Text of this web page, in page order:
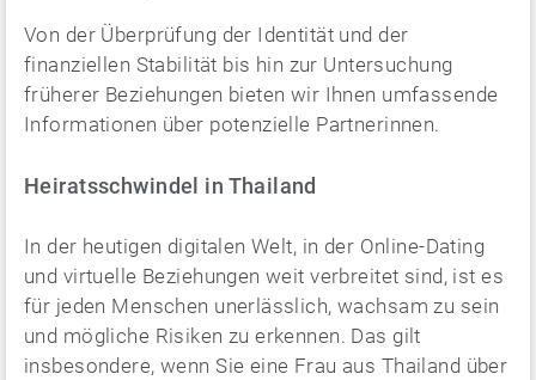
Von der Überprüfung der Identität und der
finanziellen Stabilität bis hin zur Untersuchung
früherer Beziehungen bieten wir Ihnen umfassende
Informationen über potenzielle Partnerinnen.
Heiratsschwindel in Thailand
In der heutigen digitalen Welt, in der Online-Dating
und virtuelle Beziehungen weit verbreitet sind, ist es
für jeden Menschen unerlässlich, wachsam zu sein
und mögliche Risiken zu erkennen. Das gilt
insbesondere, wenn Sie eine Frau aus Thailand über